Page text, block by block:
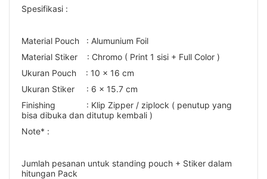
Spesifikasi :
Material Pouch : Alumunium Foil
Material Stiker : Chromo ( Print 1 sisi + Full Color )
Ukuran Pouch : 10 x 16 cm
Ukuran Stiker : 6 x 15.7 cm
Finishing : Klip Zipper / ziplock ( penutup yang
bisa dibuka dan ditutup kembali )
Note* :
Jumlah pesanan untuk standing pouch + Stiker dalam
hitungan Pack